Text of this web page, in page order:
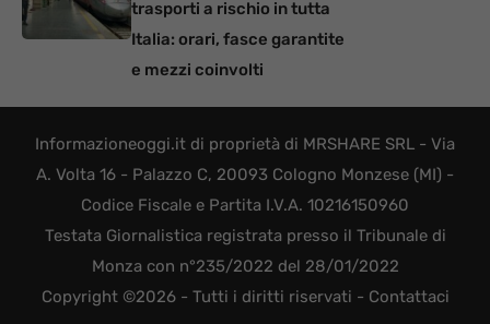
trasporti a rischio in tutta
Italia: orari, fasce garantite
e mezzi coinvolti
Informazioneoggi.it di proprietà di MRSHARE SRL - Via
A. Volta 16 - Palazzo C, 20093 Cologno Monzese (MI) -
Codice Fiscale e Partita I.V.A. 10216150960
Testata Giornalistica registrata presso il Tribunale di
Monza con n°235/2022 del 28/01/2022
Copyright ©2026 - Tutti i diritti riservati - Contattaci